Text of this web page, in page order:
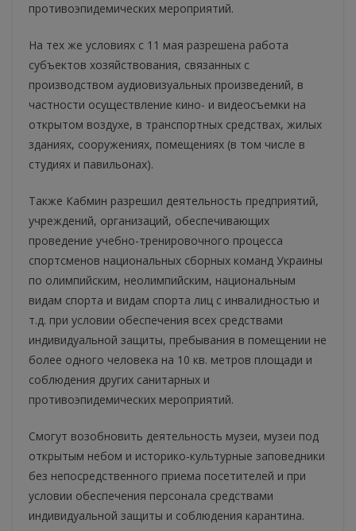
противоэпидемических мероприятий.
На тех же условиях с 11 мая разрешена работа
субъектов хозяйствования, связанных с
производством аудиовизуальных произведений, в
частности осуществление кино- и видеосъемки на
открытом воздухе, в транспортных средствах, жилых
зданиях, сооружениях, помещениях (в том числе в
студиях и павильонах).
Также Кабмин разрешил деятельность предприятий,
учреждений, организаций, обеспечивающих
проведение учебно-тренировочного процесса
спортсменов национальных сборных команд Украины
по олимпийским, неолимпийским, национальным
видам спорта и видам спорта лиц с инвалидностью и
т.д. при условии обеспечения всех средствами
индивидуальной защиты, пребывания в помещении не
более одного человека на 10 кв. метров площади и
соблюдения других санитарных и
противоэпидемических мероприятий.
Смогут возобновить деятельность музеи, музеи под
открытым небом и историко-культурные заповедники
без непосредственного приема посетителей и при
условии обеспечения персонала средствами
индивидуальной защиты и соблюдения карантина.